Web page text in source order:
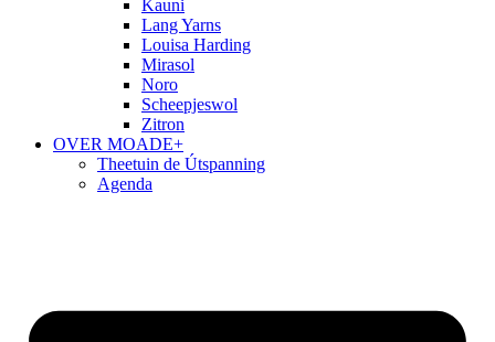
Kauni
Lang Yarns
Louisa Harding
Mirasol
Noro
Scheepjeswol
Zitron
OVER MOADE+
Theetuin de Útspanning
Agenda